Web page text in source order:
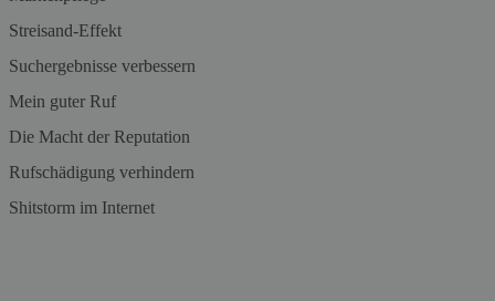
Streisand-Effekt
Suchergebnisse verbessern
Mein guter Ruf
Die Macht der Reputation
Rufschädigung verhindern
Shitstorm im Internet